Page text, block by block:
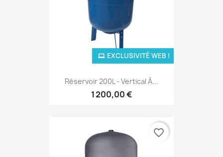
Réservoir 200L - Vertical À...
1 200,00 €
EXCLUSIVITÉ WEB !
favorite_border